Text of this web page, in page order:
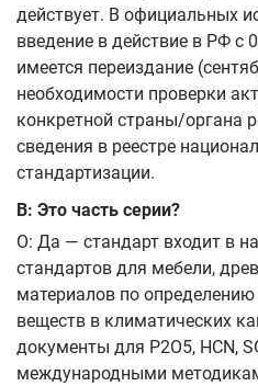
действует. В официальных
введение в действие в РФ с
имеется переиздание
необходимости проверки
конкретной страны/органа
сведения в реестре
стандартизации.
В: Это часть серии?
О: Да — стандарт входит в
стандартов для мебели,
материалов по
веществ в климатических
документы для P2O5, HCN,
международными